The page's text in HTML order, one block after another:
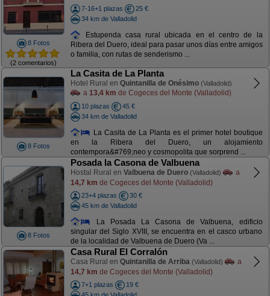
8 Fotos
(2 comentarios)
7-16+1 plazas
25 €
34 km de Valladolid
Estupenda casa rural ubicada en el centro de la
Ribera del Duero, ideal para pasar unos días entre amigos
o familia, con rutas de senderismo ...
8 Fotos
La Casita de La Planta
Hotel Rural en Quintanilla de Onésimo (Valladolid)
a 13,4 km de Cogeces del Monte (Valladolid)
10 plazas
45 €
34 km de Valladolid
La Casita de La Planta es el primer hotel boutique
en la Ribera del Duero, un alojamiento
contempora&#769;neo y cosmopolita que sorprend ...
8 Fotos
Posada la Casona de Valbuena
Hostal Rural en Valbuena de Duero (Valladolid)
a
14,7 km de Cogeces del Monte (Valladolid)
23+4 plazas
30 €
45 km de Valladolid
La Posada La Casona de Valbuena, edificio
singular del Siglo XVIII, se encuentra en el casco urbano
de la localidad de Valbuena de Duero (Va ...
Casa Rural El Corralón
Casa Rural en Quintanilla de Arriba (Valladolid)
a
14,7 km de Cogeces del Monte (Valladolid)
7+1 plazas
19 €